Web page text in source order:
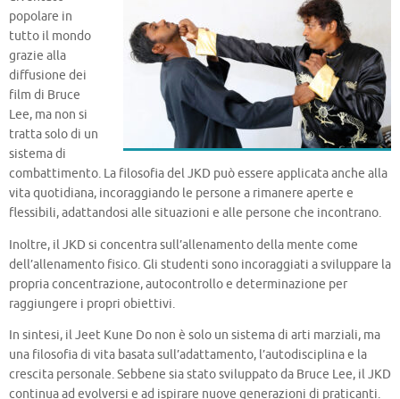
popolare in
tutto il mondo
grazie alla
diffusione dei
film di Bruce
Lee, ma non si
tratta solo di un
sistema di
combattimento. La filosofia del JKD può essere applicata anche alla
vita quotidiana, incoraggiando le persone a rimanere aperte e
flessibili, adattandosi alle situazioni e alle persone che incontrano.
Inoltre, il JKD si concentra sull’allenamento della mente come
dell’allenamento fisico. Gli studenti sono incoraggiati a sviluppare la
propria concentrazione, autocontrollo e determinazione per
raggiungere i propri obiettivi.
In sintesi, il Jeet Kune Do non è solo un sistema di arti marziali, ma
una filosofia di vita basata sull’adattamento, l’autodisciplina e la
crescita personale. Sebbene sia stato sviluppato da Bruce Lee, il JKD
continua ad evolversi e ad ispirare nuove generazioni di praticanti.